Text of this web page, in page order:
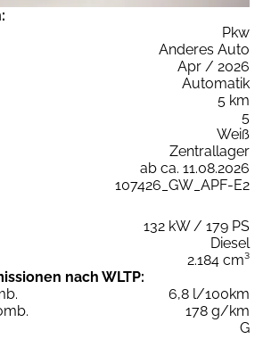
Pkw
Anderes Auto
Apr / 2026
Automatik
5 km
5
Weiß
Zentrallager
ab ca. 11.08.2026
107426_GW_APF-E2
132 kW / 179 PS
Diesel
2.184 cm³
nach WLTP:
6,8 l/100km
178 g/km
G